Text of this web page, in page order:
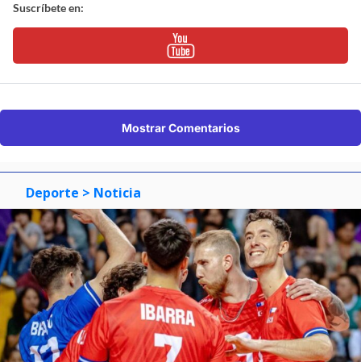
Suscríbete en:
Mostrar Comentarios
Deporte > Noticia